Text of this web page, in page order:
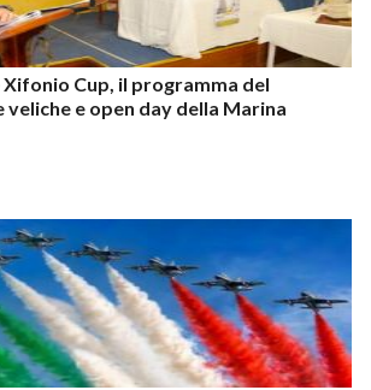
Cup, il programma del
e open day della Marina